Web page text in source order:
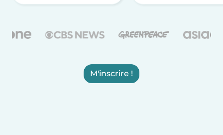
M'inscrire !